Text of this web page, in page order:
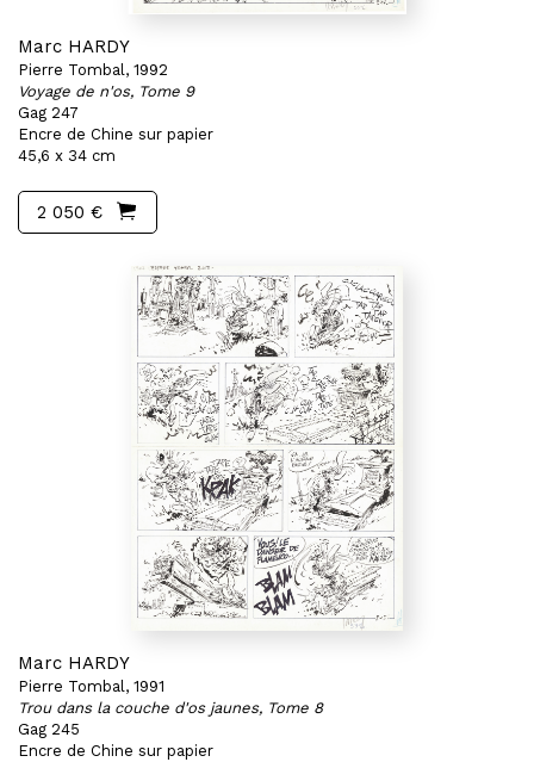
Marc HARDY
Pierre Tombal, 1992
Voyage de n'os, Tome 9
Gag 247
Encre de Chine sur papier
45,6 x 34 cm
2 050 €
Marc HARDY
Pierre Tombal, 1991
Trou dans la couche d'os jaunes, Tome 8
Gag 245
Encre de Chine sur papier